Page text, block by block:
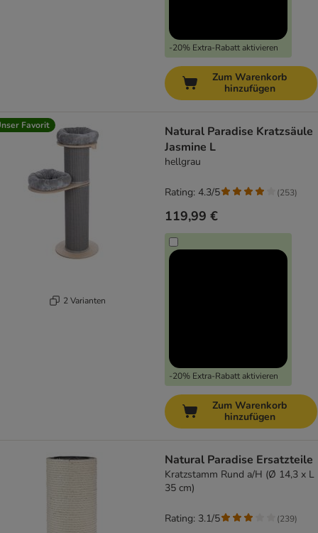
-20% Extra-Rabatt aktivieren
Zum Warenkorb
hinzufügen
Favorit
2 Varianten
Natural Paradise Kratzsäule
Jasmine L
hellgrau
119,99 €
-20% Extra-Rabatt aktivieren
Rating: 4.3/5 (253)
Zum Warenkorb
hinzufügen
Natural Paradise Ersatzteile
Kratzstamm Rund a/H (Ø 14,3 x L
35 cm)
Rating: 3.1/5 (239)